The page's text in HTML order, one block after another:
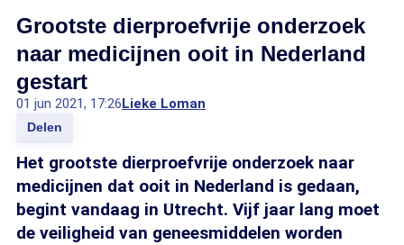
Grootste dierproefvrije onderzoek
naar medicijnen ooit in Nederland
gestart
01 jun 2021, 17:26Lieke Loman
Delen
Het grootste dierproefvrije onderzoek naar
medicijnen dat ooit in Nederland is gedaan,
begint vandaag in Utrecht. Vijf jaar lang moet
de veiligheid van geneesmiddelen worden